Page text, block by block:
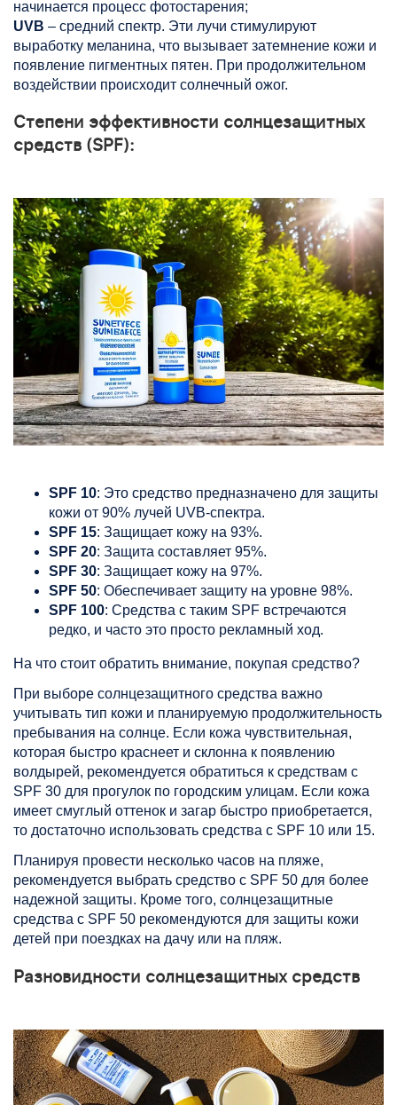
начинается процесс фотостарения;
UVB – средний спектр. Эти лучи стимулируют
выработку меланина, что вызывает затемнение кожи и
появление пигментных пятен. При продолжительном
воздействии происходит солнечный ожог.
Степени эффективности солнцезащитных
средств (SPF):
SPF 10: Это средство предназначено для защиты
кожи от 90% лучей UVB-спектра.
SPF 15: Защищает кожу на 93%.
SPF 20: Защита составляет 95%.
SPF 30: Защищает кожу на 97%.
SPF 50: Обеспечивает защиту на уровне 98%.
SPF 100: Средства с таким SPF встречаются
редко, и часто это просто рекламный ход.
На что стоит обратить внимание, покупая средство?
При выборе солнцезащитного средства важно
учитывать тип кожи и планируемую продолжительность
пребывания на солнце. Если кожа чувствительная,
которая быстро краснеет и склонна к появлению
волдырей, рекомендуется обратиться к средствам с
SPF 30 для прогулок по городским улицам. Если кожа
имеет смуглый оттенок и загар быстро приобретается,
то достаточно использовать средства с SPF 10 или 15.
Планируя провести несколько часов на пляже,
рекомендуется выбрать средство с SPF 50 для более
надежной защиты. Кроме того, солнцезащитные
средства с SPF 50 рекомендуются для защиты кожи
детей при поездках на дачу или на пляж.
Разновидности солнцезащитных средств